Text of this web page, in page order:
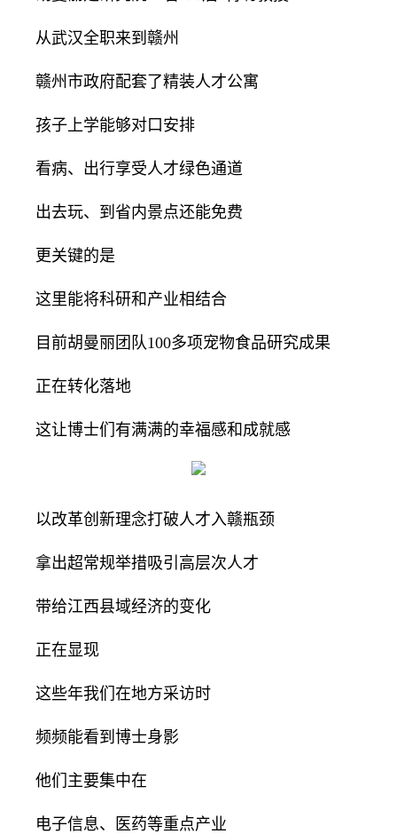
从武汉全职来到赣州
赣州市政府配套了精装人才公寓
孩子上学能够对口安排
看病、出行享受人才绿色通道
出去玩、到省内景点还能免费
更关键的是
这里能将科研和产业相结合
目前胡曼丽团队100多项宠物食品研究成果
正在转化落地
这让博士们有满满的幸福感和成就感
以改革创新理念打破人才入赣瓶颈
拿出超常规举措吸引高层次人才
带给江西县域经济的变化
正在显现
这些年我们在地方采访时
频频能看到博士身影
他们主要集中在
电子信息、医药等重点产业